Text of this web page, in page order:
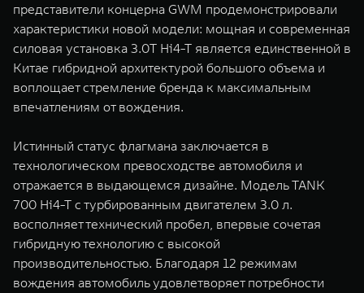
WEY 07
Расширяя границы комфорта
от 6 149 000 ₽
WEY 05
Эстетика
от 5 699
WEY 80
от 6 449 000 ₽ от 8 099
представители концерна GWM продемонстрировали
характеристики новой модели: мощная и современная
силовая установка 3.0T Hi4-T является единственной в
Китае гибридной архитектурой большого объема и
воплощает стремление бренда к максимальным
впечатлениям от вождения.
Истинный статус флагмана заключается в
технологическом превосходстве автомобиля и
отражается в выдающемся дизайне. Модель TANK
700 Hi4-T с турбированным двигателем 3.0 л.
восполняет технический пробел, впервые сочетая
гибридную технологию с высокой
производительностью. Благодаря 12 режимам
вождения автомобиль удовлетворяет потребности